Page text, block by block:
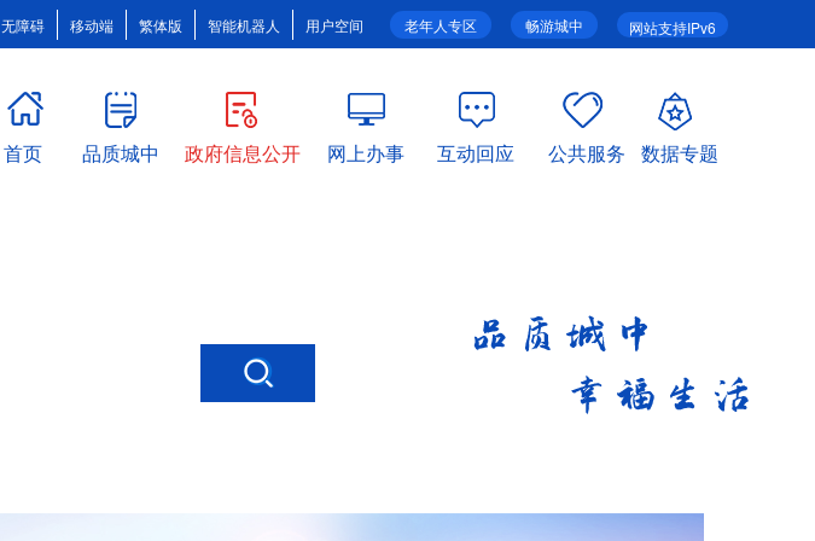
网站支持IPv6
畅游城中
老年人专区
无障碍 移动端 繁体版 智能机器人 用户空间
首页 品质城中 政府信息公开 网上办事 互动回应 公共服务 数据专题